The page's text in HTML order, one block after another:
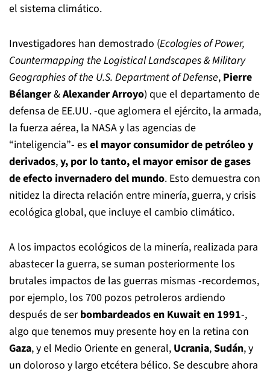
el sistema climático.
Investigadores han demostrado (Ecologies of Power,
Countermapping the Logistical Landscapes & Military
Geographies of the U.S. Department of Defense, Pierre
Bélanger&Alexander Arroyo) que el departamento de
defensa de EE.UU. -que aglomera el ejército, la armada,
la fuerza aérea, la NASA y las agencias de
“inteligencia”- es el mayor consumidor de petróleo y
derivados,y, por lo tanto, el mayor emisor de gases
de efecto invernadero del mundo. Esto demuestra con
nitidez la directa relación entre minería, guerra, y crisis
ecológica global, que incluye el cambio climático.
A los impactos ecológicos de la minería, realizada para
abastecer la guerra, se suman posteriormente los
brutales impactos de las guerras mismas -recordemos,
por ejemplo, los 700 pozos petroleros ardiendo
después de serbombardeados en Kuwait en 1991-,
algo que tenemos muy presente hoy en la retina con
Gaza, y el Medio Oriente en general, Ucrania,Sudán, y
un doloroso y largo etcétera bélico. Se descubre ahora